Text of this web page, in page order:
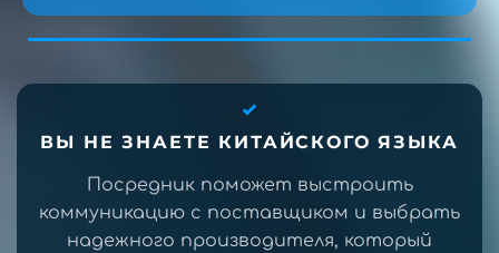
ВЫ НЕ ЗНАЕТЕ КИТАЙСКОГО ЯЗЫКА
Посредник поможет выстроить
коммуникацию с поставщиком и выбрать
надежного производителя, который